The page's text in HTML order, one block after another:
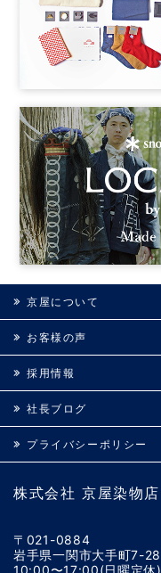
株式会社 京屋染物店
〒021-0884
岩手県一関市大手町7-28
10:00〜17:00(日曜定休)
京屋について
お客様の声
採用情報
社長ブログ
プライバシーポリシー